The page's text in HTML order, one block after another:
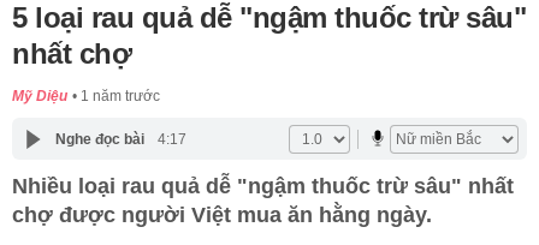
5 loại rau quả dễ "ngậm thuốc trừ sâu"
nhất chợ
Mỹ Diệu 1 năm trước
Nghe đọc bài 4:17
Nhiều loại rau quả dễ "ngậm thuốc trừ sâu" nhất
chợ được người Việt mua ăn hằng ngày.